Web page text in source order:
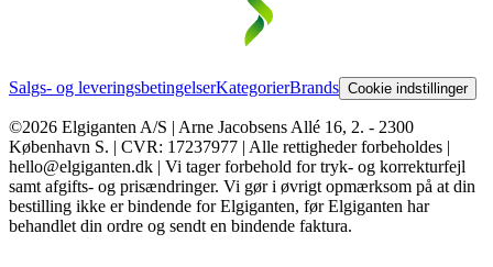
Salgs- og leveringsbetingelserKategorierBrands Cookie indstillinger
©2026 Elgiganten A/S | Arne Jacobsens Allé 16, 2. - 2300
København S. | CVR: 17237977 | Alle rettigheder forbeholdes |
hello@elgiganten.dk | Vi tager forbehold for tryk- og korrekturfejl
samt afgifts- og prisændringer. Vi gør i øvrigt opmærksom på at din
bestilling ikke er bindende for Elgiganten, før Elgiganten har
behandlet din ordre og sendt en bindende faktura.